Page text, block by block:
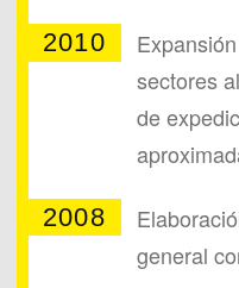
2010
sectores
de
2008
general